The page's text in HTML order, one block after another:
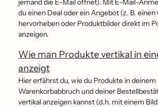
jemand die E-Mail öffnet). Mit E-Mail-
du einen Deal oder ein Angebot (z. B.
hervorheben oder Produktbilder direkt im
anzeigen.
Wie man Produkte vertikal in
anzeigt
Hier erfährst du, wie du Produkte in deinem
Warenkorbabbruch und deiner
vertikal anzeigen kannst (d.h. mit einem